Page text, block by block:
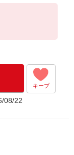
ヶ月)
キープ
08/22